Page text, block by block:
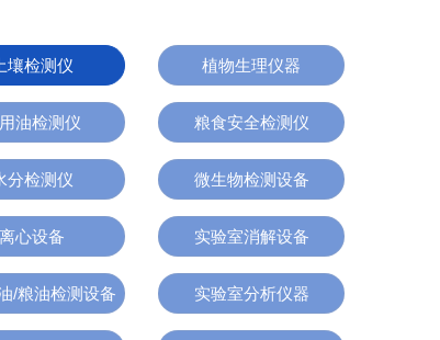
壤检测仪 植物生理仪器
油检测仪 粮食安全检测仪
分检测仪 微生物检测设备
离心设备 实验室消解设备
/粮油检测设备 实验室分析仪器